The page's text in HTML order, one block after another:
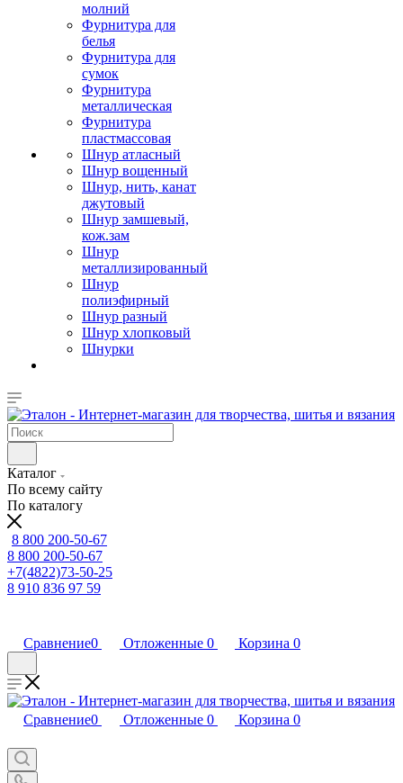
молний
Фурнитура для
белья
Фурнитура для
сумок
Фурнитура
металлическая
Фурнитура
пластмассовая
Шнур атласный
Шнур вощенный
Шнур, нить, канат
джутовый
Шнур замшевый,
кож.зам
Шнур
металлизированный
Шнур
полиэфирный
Шнур разный
Шнур хлопковый
Шнурки
Каталог
По всему сайту
По каталогу
8 800 200-50-67
8 800 200-50-67
+7(4822)73-50-25
8 910 836 97 59
Сравнение0 Отложенные 0 Корзина 0
Сравнение0 Отложенные 0 Корзина 0